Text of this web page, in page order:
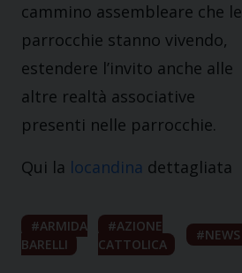
cammino assembleare che le
parrocchie stanno vivendo,
estendere l’invito anche alle
altre realtà associative
presenti nelle parrocchie.
Qui la locandina dettagliata
ARMIDA
BARELLI
AZIONE
CATTOLICA
NEWS